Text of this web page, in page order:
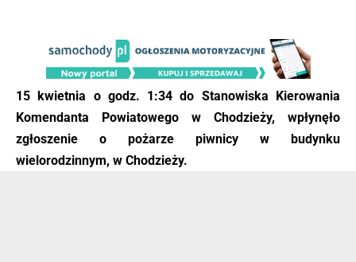
15 kwietnia o godz. 1:34 do Stanowiska Kierowania
Komendanta Powiatowego w Chodzieży, wpłynęło
zgłoszenie o pożarze piwnicy w budynku
wielorodzinnym, w Chodzieży.